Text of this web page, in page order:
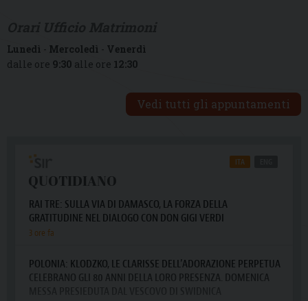
Lunedì - Mercoledì - Venerdì
dalle ore 9:30 alle ore 12:30
Vedi tutti gli appuntamenti